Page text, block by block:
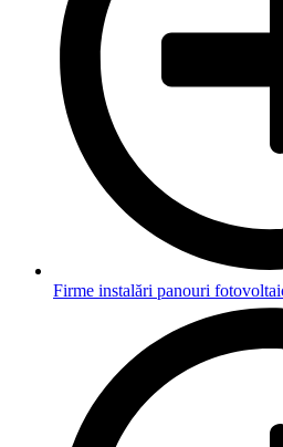
Firme instalări panouri